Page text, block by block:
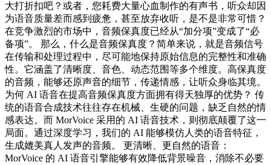
大打折扣吧？或者，您耗费大量心血制作的有声书，听众却因
为语音质量差而感到疲惫，甚至放弃收听，是不是非常可惜？
在竞争激烈的市场中，音频保真度已经从“加分项”变成了“必
备项”。 那么，什么是音频保真度？简单来说，就是音频信号
在传输和处理过程中，尽可能地保持原始信息的完整性和准确
性。它涵盖了清晰度、音色、动态范围等多个维度。高保真度
的音频，能够还原声音的细节，传递情感，让听众身临其境。
为何 AI 语音在提高音频保真度方面拥有得天独厚的优势？ 传
统的语音合成技术往往存在机械、生硬的问题，缺乏自然的情
感表达。而 MorVoice 采用的 AI 语音技术，则彻底颠覆了这一
局面。通过深度学习，我们的 AI 能够模仿人类的语音特征，
生成媲美真人发声的音频。 更清晰、更自然的语音：
MorVoice 的 AI 语音引擎能够有效降低背景噪音，消除不必要